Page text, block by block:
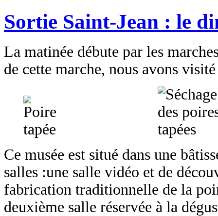
Sortie Saint-Jean : le
La matinée débute par les
de cette marche, nous avons
Ce musée est situé dans une
salles :une salle vidéo et de
fabrication traditionnelle de la
deuxième salle réservée à la